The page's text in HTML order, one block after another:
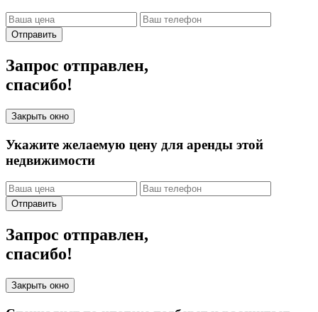
Отправить
Запрос отправлен,
спасибо!
Закрыть окно
Укажите желаемую цену для аренды этой
недвижимости
Отправить
Запрос отправлен,
спасибо!
Закрыть окно